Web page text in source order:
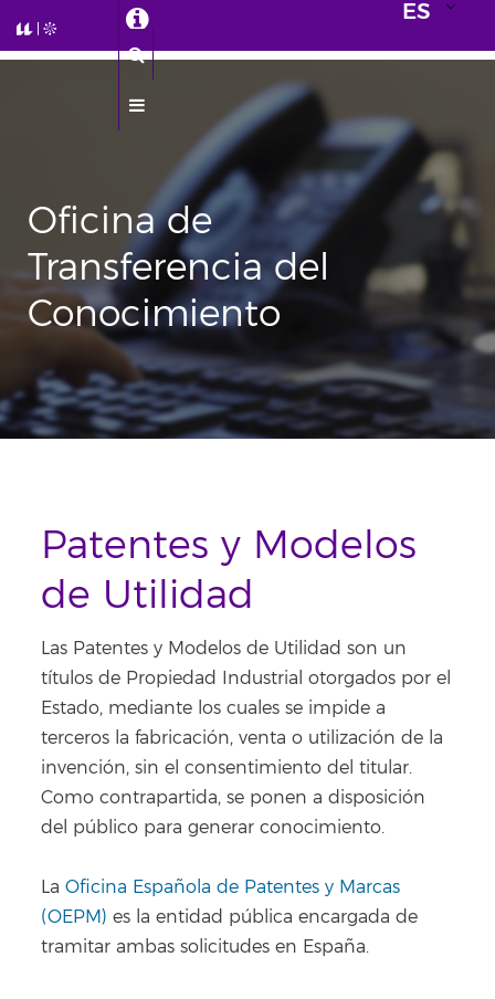
ES
Oficina de
Transferencia del
Conocimiento
Patentes y Modelos
de Utilidad
Las Patentes y Modelos de Utilidad son un
títulos de Propiedad Industrial otorgados por el
Estado, mediante los cuales se impide a
terceros la fabricación, venta o utilización de la
invención, sin el consentimiento del titular.
Como contrapartida, se ponen a disposición
del público para generar conocimiento.
La Oficina Española de Patentes y Marcas
(OEPM) es la entidad pública encargada de
tramitar ambas solicitudes en España.